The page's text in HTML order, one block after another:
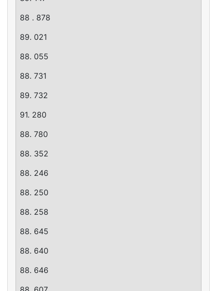
88 . 878
89. 021
88. 055
88. 731
89. 732
91. 280
88. 780
88. 352
88. 246
88. 250
88. 258
88. 645
88. 640
88. 646